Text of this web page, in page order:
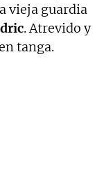
vieja guardia
. Atrevido y
tanga.